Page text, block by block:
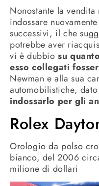
Nonostante la
indossare
successivi, il che
potrebbe aver
vi è dubbiosu
esso collegati
Newman e alla sua
automobilistiche,
indossarlo per gli
Rolex
Orologio da polso
bianco, del 2006
milione di dollari